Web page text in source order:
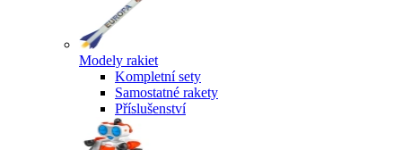
Modely rakiet
Kompletní sety
Samostatné rakety
Příslušenství